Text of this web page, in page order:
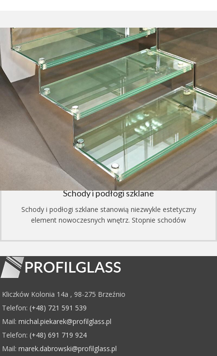
Schody i podłogi szklane
Schody i podłogi szklane stanowią niezwykle estetyczny
element nowoczesnych wnętrz. Stopnie schodów
Kliczków Kolonia 14a , 98-275 Brzeźnio
Telefon: (+48) 721 591 539
Mail: michal.piekarek@profilglass.pl
Telefon: (+48) 691 719 924
Mail: marek.dabrowski@profilglass.pl